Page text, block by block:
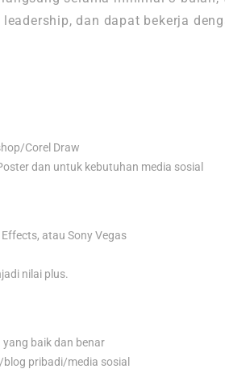
dan dapat bekerja
Corel Draw
dan untuk kebutuhan media sosial
atau Sony Vegas
nilai plus.
baik dan benar
pribadi/media sosial